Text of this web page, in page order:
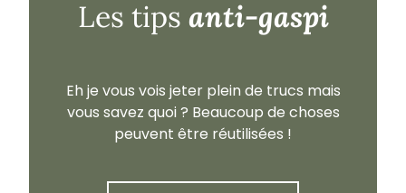
Les tips anti-gaspi
Eh je vous vois jeter plein de trucs mais
vous savez quoi ? Beaucoup de choses
peuvent être réutilisées !